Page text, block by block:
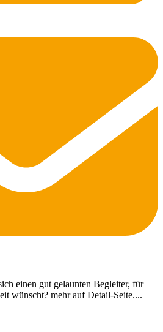
einen gut gelaunten Begleiter, für
wünscht? mehr auf Detail-Seite....